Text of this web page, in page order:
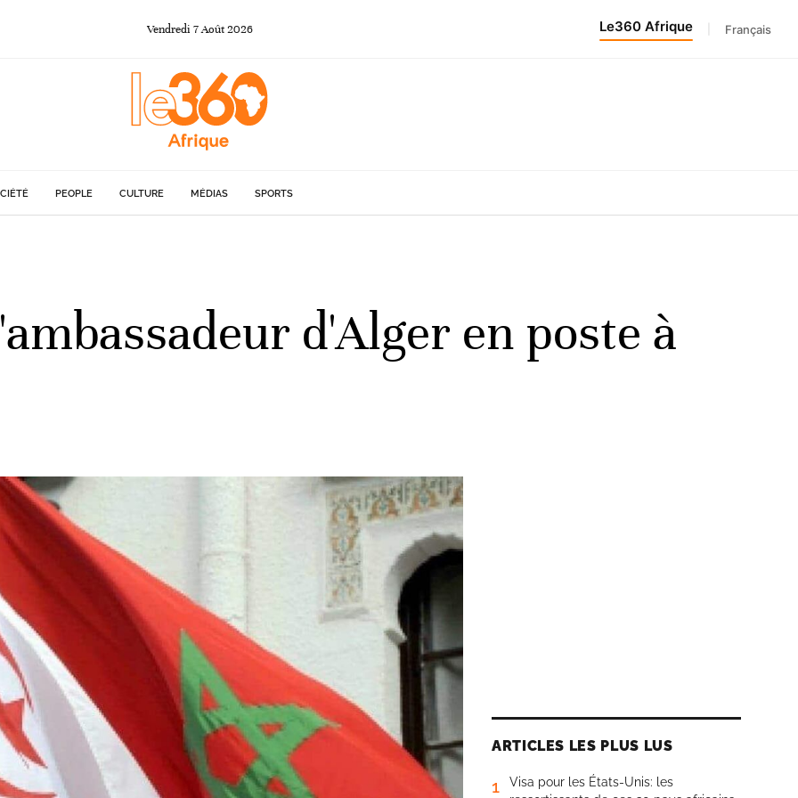
Vendredi 7Août 2026 Le360 Afrique Français
PEOPLE CULTURE MÉDIAS SPORTS
d'Alger en poste à
ARTICLES LES PLUS LUS
1
Visa pour les États-Unis: les